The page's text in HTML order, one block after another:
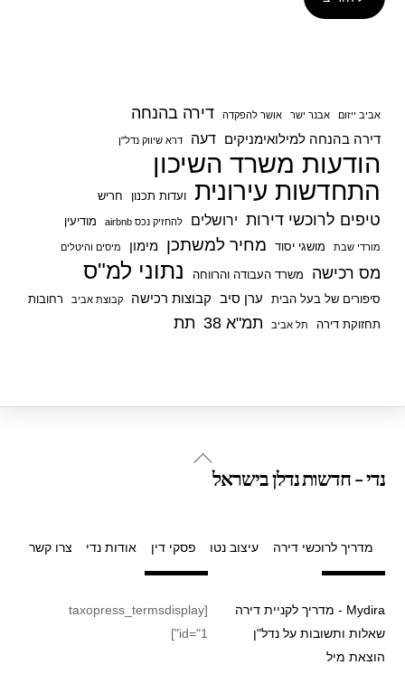
אביב ייזום אבנר ישר אושר להפקדה דירה בהנחה
דירה בהנחה למילואימניקים דעה דרא שיווק נדל"ן
הודעות משרד השיכון
התחדשות עירונית ועדות תכנון חריש
טיפים לרוכשי דירות ירושלים להחזיק נכס airbnb מודיעין
מורדי שבת מושגי יסוד מחיר למשתכן מימון מיסים והיטלים
מס רכישה משרד העבודה והרווחה נתוני למ"ס
סיפורים של בעל הבית ערן סיב קבוצות רכישה קבוצת אביב
רחובות
תחזוקת דירה
תל אביב תמ"א 38 תת
Back
נדי - חדשות נדלן בישראל
מדריך לרוכשי דירה עיצוב נטו פסקי דין אודות נדי צרו קשר
Mydira - מדריך לקניית דירה
שאלות ותשובות על נדל"ן
הוצאת מיל
[taxopress_termsdisplay
id="1"]